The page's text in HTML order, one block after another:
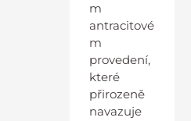
m
antracitové
m
provedení,
které
přirozeně
navazuje